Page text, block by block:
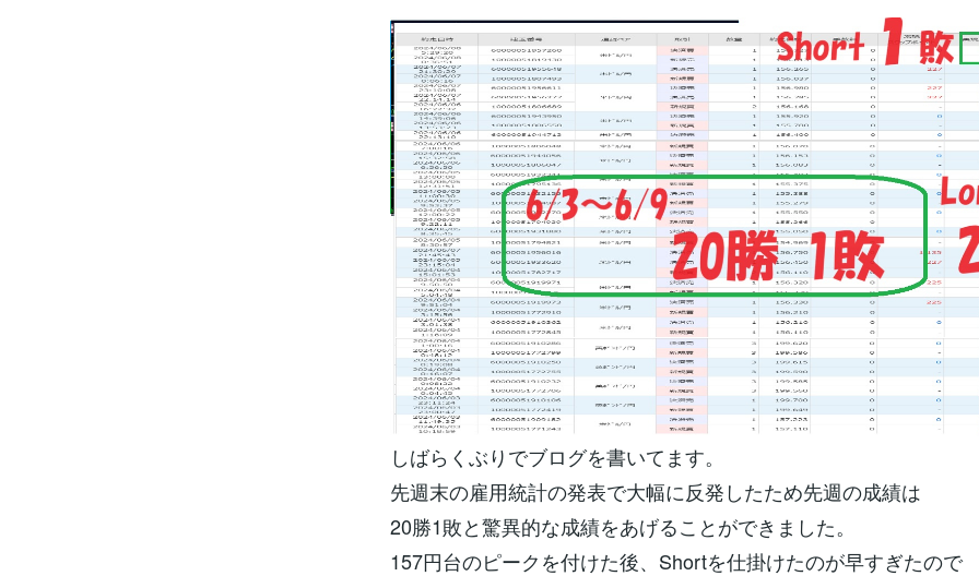
しばらくぶりでブログを書いてます。
先週末の雇用統計の発表で大幅に反発したため先週の成績は
20勝1敗と驚異的な成績をあげることができました。
157円台のピークを付けた後、Shortを仕掛けたのが早すぎたので